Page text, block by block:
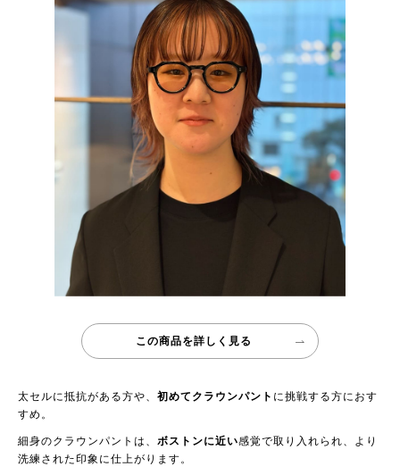
この商品を詳しく見る
太セルに抵抗がある方や、 初めてクラウンパント に挑戦する方におす
すめ。
細身のクラウンパントは、 ボストンに近い感覚で取り入れられ、より
洗練された印象に仕上がります。